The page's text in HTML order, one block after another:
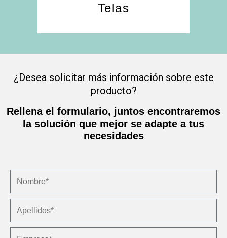
Telas
¿Desea solicitar más información sobre este
producto?
Rellena el formulario, juntos encontraremos
la solución que mejor se adapte a tus
necesidades